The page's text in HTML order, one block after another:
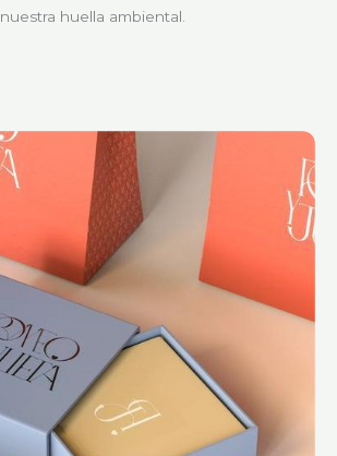
nuestra huella ambiental.